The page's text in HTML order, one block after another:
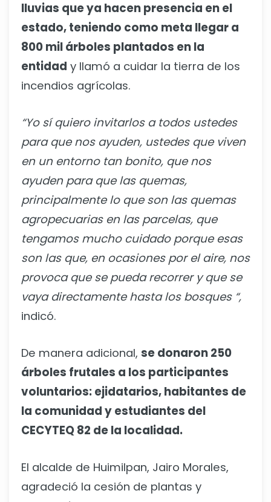
lluvias que ya hacen presencia en el
estado, teniendo como meta llegar a
800 mil árboles plantados en la
entidad y llamó a cuidar la tierra de los
incendios agrícolas.
“Yo sí quiero invitarlos a todos ustedes
para que nos ayuden, ustedes que viven
en un entorno tan bonito, que nos
ayuden para que las quemas,
principalmente lo que son las quemas
agropecuarias en las parcelas, que
tengamos mucho cuidado porque esas
son las que, en ocasiones por el aire, nos
provoca que se pueda recorrer y que se
vaya directamente hasta los bosques “,
indicó.
De manera adicional, se donaron 250
árboles frutales a los participantes
voluntarios: ejidatarios, habitantes de
la comunidad y estudiantes del
CECYTEQ 82 de la localidad.
El alcalde de Huimilpan, Jairo Morales,
agradeció la cesión de plantas y